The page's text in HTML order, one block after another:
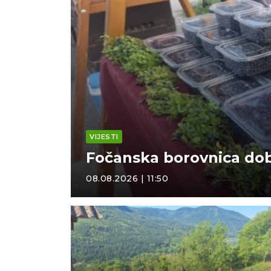
VIJESTI
Fočanska borovnica
08.08.2026 | 11:50